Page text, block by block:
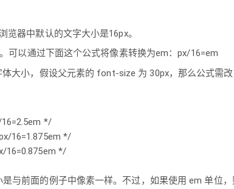
览器中默认的文字大小是16px。
可以通过下面这个公式将像素转换为em：px/16=em
体大小，假设父元素的 font-size 为 30px，那么公式需改
*/
16=1.875em */
16=0.875em */
与前面的例子中像素一样。不过，如果使用 em 单位